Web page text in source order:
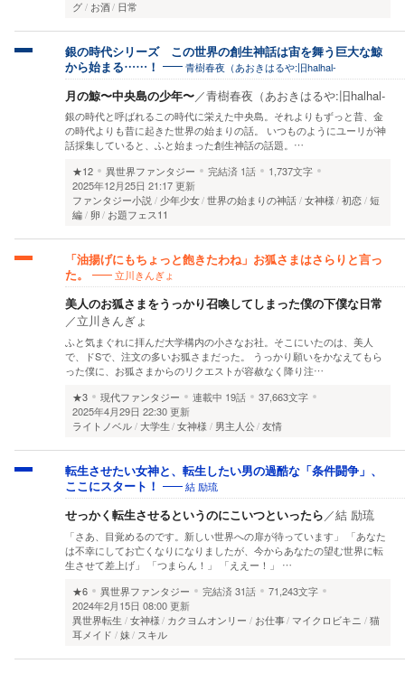
グ
お酒 日常
銀の時代シリーズ この世界の創生神話は宙を舞う巨大な鯨
から始まる……！
青樹春夜（あおきはるや:旧halhal-
月の鯨〜中央島の少年〜／青樹春夜（あおきはるや:旧halhal-
銀の時代と呼ばれるこの時代に栄えた中央島。それよりもずっと昔、金
の時代よりも昔に起きた世界の始まりの話。 いつものようにユーリが神
話採集していると、ふと始まった創生神話の話題。…
★12
異世界ファンタジー 完結済 1話
1,737文字
2025年12月25日 21:17 更新
ファンタジー小説
少年少女 世界の始まりの神話 女神様 初恋 短
編
卵 お題フェス11
「油揚げにもちょっと飽きたわね」お狐さまはさらりと言っ
た。
立川きんぎょ
美人のお狐さまをうっかり召喚してしまった僕の下僕な日常
／立川きんぎょ
ふと気まぐれに拝んだ大学構内の小さなお社。そこにいたのは、美人
で、ドSで、注文の多いお狐さまだった。 うっかり願いをかなえてもら
った僕に、お狐さまからのリクエストが容赦なく降り注…
★3
現代ファンタジー 連載中 19話
37,663文字
2025年4月29日 22:30 更新
ライトノベル 大学生 女神様 男主人公 友情
転生させたい女神と、転生したい男の過酷な「条件闘争」、
ここにスタート！
結 励琉
せっかく転生させるというのにこいつといったら／結 励琉
「さあ、目覚めるのです。新しい世界への扉が待っています」 「あなた
は不幸にしてお亡くなりになりましたが、今からあなたの望む世界に転
生させて差上げ」 「つまらん！」 「ええー！」 …
★6
異世界ファンタジー 完結済31話
71,243文字
2024年2月15日 08:00 更新
異世界転生
女神様 カクヨムオンリー お仕事 マイクロビキニ
猫
耳メイド
妹 スキル